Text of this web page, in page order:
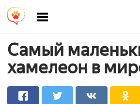
Самый
хамелеон в